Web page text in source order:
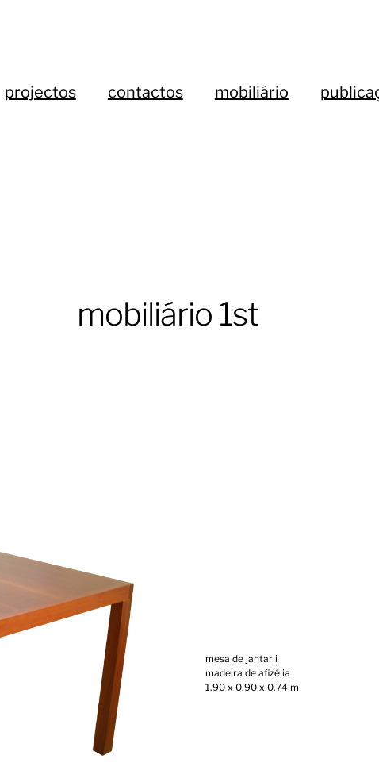
projectos contactos mobiliário
mobiliário 1st
mesa de jantar i
madeira de afizélia
1.90 x 0.90 x 0.74 m